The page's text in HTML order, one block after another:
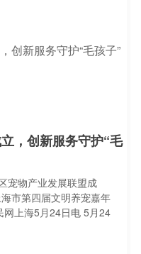
，创新服务守护“毛
宠物产业发展联盟成
市第四届文明养宠嘉年
网上海5月24日电 5月24